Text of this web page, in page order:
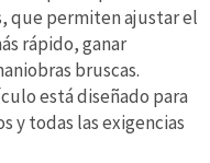
que permiten ajustar el
rápido, ganar
bruscas.
está diseñado para
y todas las exigencias